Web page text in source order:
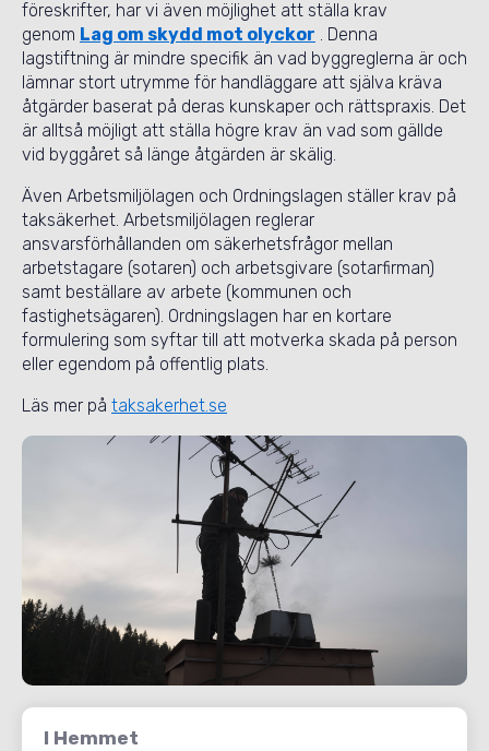
I Hemmet
föreskrifter, har vi även möjlighet att ställa krav
genom Lag om skydd mot olyckor . Denna
lagstiftning är mindre specifik än vad byggreglerna är och
lämnar stort utrymme för handläggare att själva kräva
åtgärder baserat på deras kunskaper och rättspraxis. Det
är alltså möjligt att ställa högre krav än vad som gällde
vid byggåret så länge åtgärden är skälig.
Även Arbetsmiljölagen och Ordningslagen ställer krav på
taksäkerhet. Arbetsmiljölagen reglerar
ansvarsförhållanden om säkerhetsfrågor mellan
arbetstagare (sotaren) och arbetsgivare (sotarfirman)
samt beställare av arbete (kommunen och
fastighetsägaren). Ordningslagen har en kortare
formulering som syftar till att motverka skada på person
eller egendom på offentlig plats.
Läs mer på taksakerhet.se